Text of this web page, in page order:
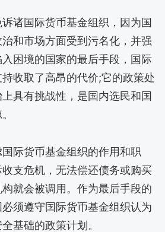
诸国际货币基金组织，因为国
和市场方面受到污名化，并强
困境的国家的最后手段，国际
收取了高昂的代价;它的政策处
具有挑战性，是国内选民和国
际货币基金组织的作用和职
支危机，无法偿还债务或购买
就会被调用。作为最后手段的
须遵守国际货币基金组织认为
基础的政策计划。